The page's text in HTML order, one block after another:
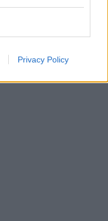
Privacy Policy